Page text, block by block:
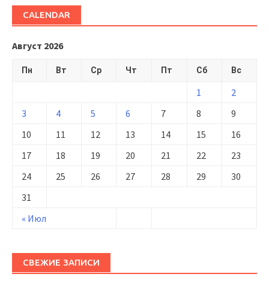
CALENDAR
Август 2026
Пн Вт Ср Чт Пт Сб Вс
« Июл
1
2
3
4 5 6 7 8
9
10
11 12 13 14 15
16
17
18 19 20 21 22
23
24
25 26 27 28 29
30
31
СВЕЖИЕ ЗАПИСИ